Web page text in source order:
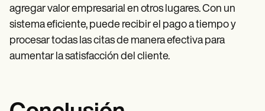
agregar valor empresarial en otros lugares. Con un
sistema eficiente, puede recibir el pago a tiempo y
procesar todas las citas de manera efectiva para
aumentar la satisfacción del cliente.